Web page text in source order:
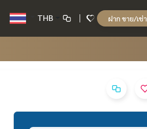
THB ฝาก ขาย/เช่า